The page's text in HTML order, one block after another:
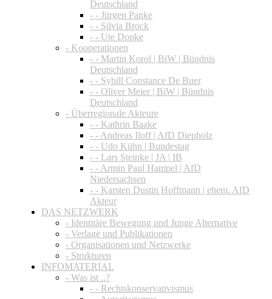
Deutschland
- - Jürgen Panke
- - Silvia Brock
- - Ute Dopke
- Kooperationen
- - Martin Korol | BiW | Bündnis
Deutschland
- - Sybill Constance De Buer
- - Oliver Meier | BiW | Bündnis
Deutschland
- Überregionale Akteure
- - Kathrin Baake
- - Andreas Iloff | AfD Diepholz
- - Udo Kühn | Bundestag
- - Lars Steinke | JA | IB
- - Armin Paul Hampel | AfD
Niedersachsen
- - Karsten Dustin Hoffmann | ehem. AfD
Akteur
DAS NETZWERK
- Identitäre Bewegung und Junge Alternative
- Verlage und Publikationen
- Organisationen und Netzwerke
- Strukturen
INFOMATERIAL
- Was ist ..?
- - Rechtskonservativismus